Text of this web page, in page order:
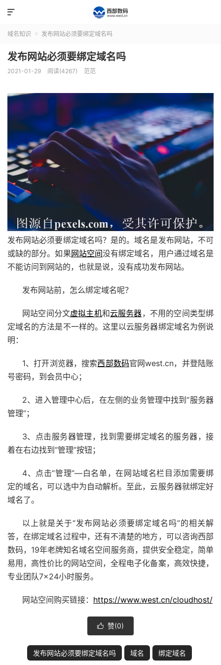

域名知识  发布网站必须要绑定域名吗
发布网站必须要绑定域名吗
2021-01-29 阅读(4267) 范范
发布网站必须要绑定域名吗？是的。域名是发布网站，不可
或缺的部分。如果网站空间没有绑定域名，用户通过域名是
不能访问到网站的，也就是说，没有成功发布网站。
发布网站前，怎么绑定域名呢？
网站空间分文虚拟主机和云服务器，不用的空间类型绑
定域名的方法是不一样的。这里以云服务器绑定域名为例说
明：
1、打开浏览器，搜索西部数码官网west.cn，并登陆账
号密码，到会员中心；
2、进入管理中心后，在左侧的业务管理中找到“服务器
管理”；
3、点击服务器管理，找到需要绑定域名的服务器，接
着在右边找到“管理”按钮；
4、点击“管理”—白名单，在网站域名栏目添加需要绑
定的域名，可以选中为自动解析。至此，云服务器就绑定好
域名了。
以上就是关于“发布网站必须要绑定域名吗”的相关解
答，在绑定域名过程中，还有不清楚的地方，可以咨询西部
数码，19年老牌知名域名空间服务商，提供安全稳定，简单
易用，高性价比的网站空间，全程电子化备案，高效快捷，
专业团队7×24小时服务。
网站空间购买链接： https://www.west.cn/cloudhost/
 赞(0)
发布网站必须要绑定域名吗 域名 绑定域名